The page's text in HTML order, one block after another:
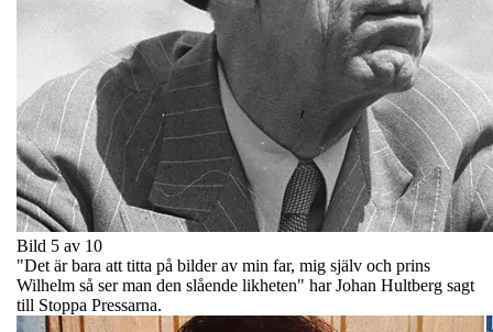
Bild 5 av 10
"Det är bara att titta på bilder av min far, mig själv och prins
Wilhelm så ser man den slående likheten" har Johan Hultberg sagt
till Stoppa Pressarna.